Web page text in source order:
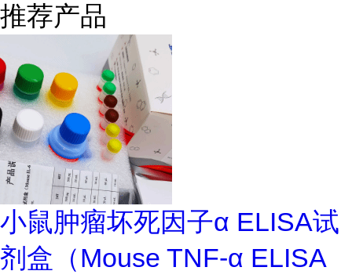
推荐产品
小鼠肿瘤坏死因子α ELISA试
剂盒（Mouse TNF-α ELISA